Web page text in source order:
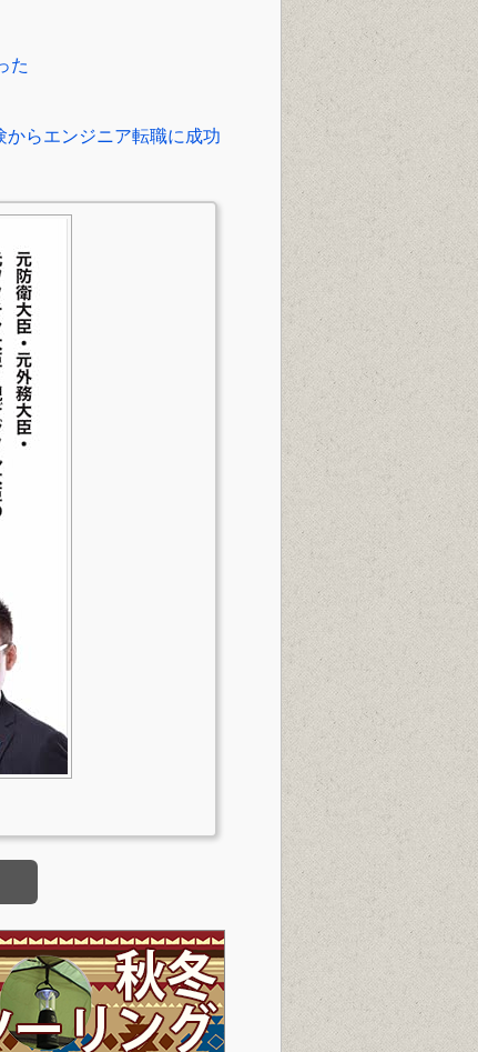
た
らエンジニア転職に成功